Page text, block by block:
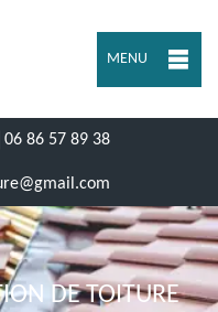
MENU
06 86 57 89 38
DE TOITURE